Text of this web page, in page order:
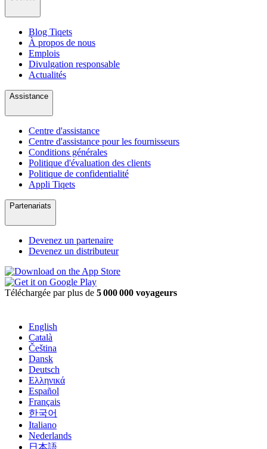
Blog Tiqets
À propos de nous
Emplois
Divulgation responsable
Actualités
Assistance
Centre d'assistance
Centre d'assistance pour les fournisseurs
Conditions générales
Politique d'évaluation des clients
Politique de confidentialité
Appli Tiqets
Partenariats
Devenez un partenaire
Devenez un distributeur
Téléchargée par plus de 5 000 000 voyageurs
English
Català
Čeština
Dansk
Deutsch
Ελληνικά
Español
Français
한국어
Italiano
Nederlands
日本語